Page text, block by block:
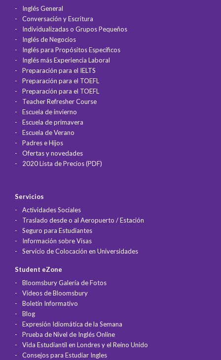
Inglés General
Conversación y Escritura
Individualizadas o Grupos Pequeños
Inglés de Negocios
Inglés para Propósitos Específicos
Inglés más Experiencia Laboral
Preparación para el IELTS
Preparación para el TOEFL
Preparación para el TOEFL
Teacher Refresher Course
Escuela de invierno
Escuela de primavera
Escuela de Verano
Padres e Hijos
Ofertas y novedades
2020 Lista de Precios (PDF)
Servicios
Actividades Sociales
Traslado desde o al Aeropuerto / Estación
Seguro para Estudiantes
Información sobre Visas
Servicio de Colocación en Universidades
Student eZone
Bloomsbury Galería de Fotos
Vídeos de Bloomsbury
Boletín Informativo
Blog
Expresión Idiomática de la Semana
Prueba de Nivel de Inglés Online
Vida Estudiantil en Londres y el Reino Unido
Consejos para Estudiar Ingles